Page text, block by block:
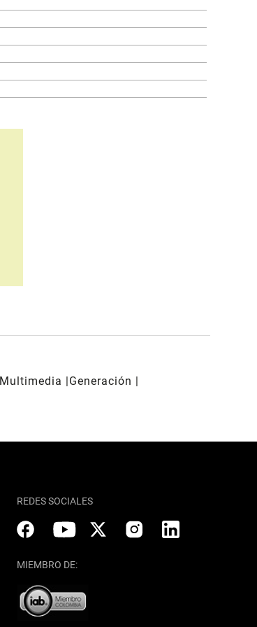
Multimedia
Generación
REDES SOCIALES
MIEMBRO DE: